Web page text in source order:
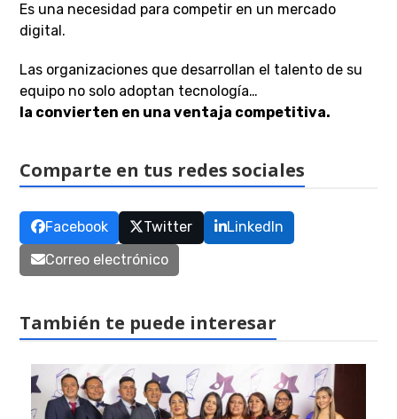
Es una necesidad para competir en un mercado
digital.
Las organizaciones que desarrollan el talento de su
equipo no solo adoptan tecnología…
la convierten en una ventaja competitiva.
Comparte en tus redes sociales
Facebook Twitter
LinkedIn
Correo electrónico
También te puede interesar